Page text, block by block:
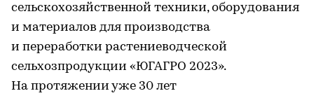
сельскохозяйственной техники, оборудования
и материалов для производства
и переработки растениеводческой
сельхозпродукции «ЮГАГРО 2023».
На протяжении уже 30 лет